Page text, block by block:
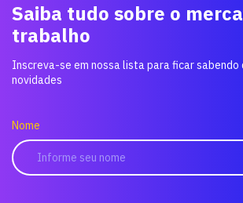
Saiba tudo sobre o
trabalho
Inscreva-se em nossa lista para ficar sabendo
novidades
Nome